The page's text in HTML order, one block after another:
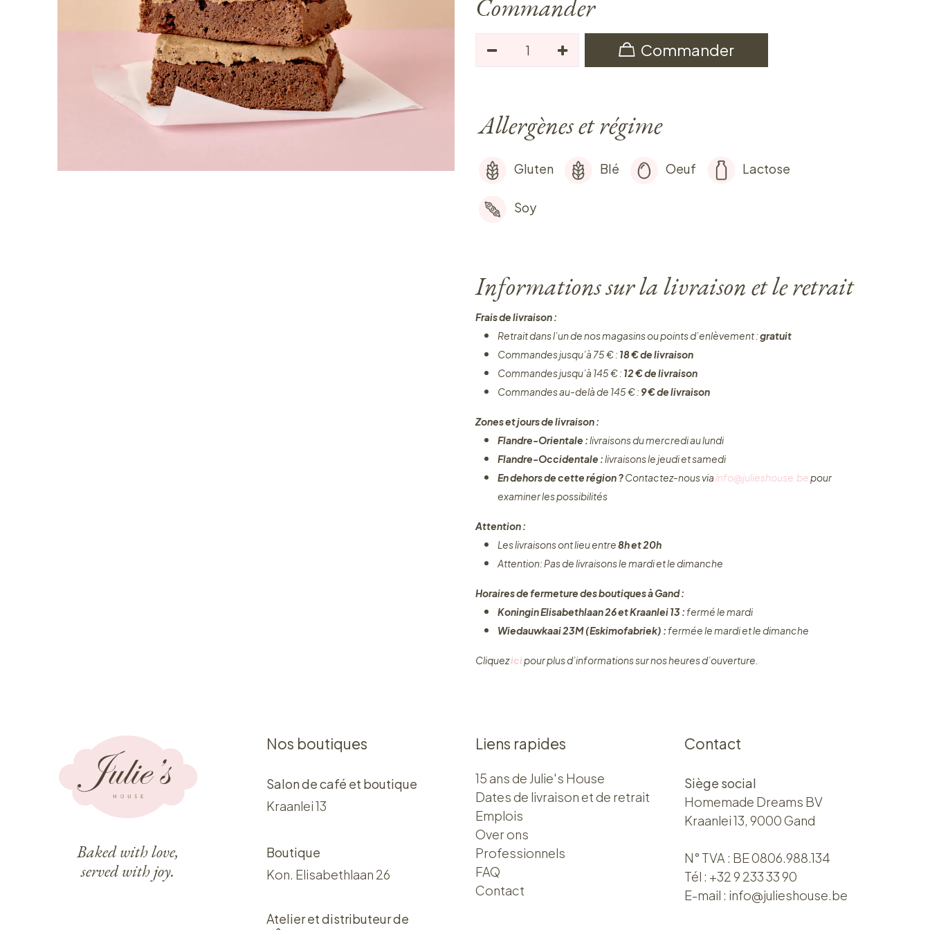
Commander
Commander
Allergènes et régime
Gluten Blé Oeuf Lactose
Soy
Informations sur la livraison et le retrait
Frais de livraison :
Retrait dans l’un de nos magasins ou points d’enlèvement :gratuit
Commandes jusqu’à 75 € : 18 € de livraison
Commandes jusqu’à 145 € : 12 € de livraison
Commandes au-delà de 145 € : 9 € de livraison
Zones et jours de livraison :
Flandre-Orientale :livraisons du mercredi au lundi
Flandre-Occidentale :livraisons le jeudi et samedi
En dehors de cette région ?Contactez-nous via info@julieshouse.bepour
examiner les possibilités
Attention :
Les livraisons ont lieu entre8h et 20h
Attention: Pas de livraisons le mardi et le dimanche
Horaires de fermeture des boutiques à Gand :
Koningin Elisabethlaan 26 et Kraanlei 13 :fermé le mardi
Wiedauwkaai 23M (Eskimofabriek) :fermée le mardi et le dimanche
Cliquez ​icipour plus d’informations sur nos heures d’ouverture.
Baked with love,
served with joy.
Nos boutiques
Salon de café et boutique
Kraanlei 13
Boutique
Kon. Elisabethlaan 26
Atelier et distributeur de
Liens rapides
15 ans de Julie's House
Dates de livraison et de retrait
Emplois
Over ons​​
Professionnels
FAQ
Contact
Contact
Siège social
Homemade Dreams BV
Kraanlei 13, 9000 Gand
N° TVA : BE 0806.988.134
Tél : +32 9 233 33 90
E-mail : info@julieshouse.be